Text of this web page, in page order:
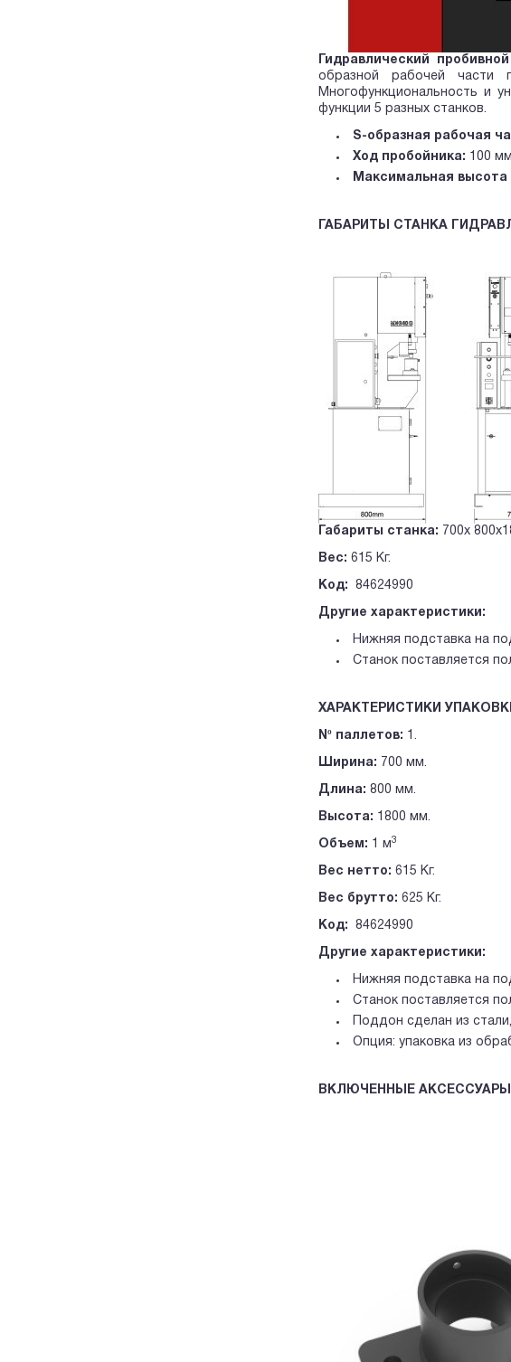
Гидравлический
образной рабочей части
Многофункциональность и
функции 5 разных станков.
S-образная рабочая
Ход пробойника: 100
Максимальная высота
ГАБАРИТЫ СТАНКА
Габариты станка: 700x
Вес: 615 Кг.
Код: 84624990
Другие характеристики:
Нижняя подставка на
Станок поставляется
ХАРАКТЕРИСТИКИ
Nº паллетов: 1.
Ширина: 700 мм.
Длина: 800 мм.
Высота: 1800 мм.
Объем: 1 м3
Вес нетто: 615 Кг.
Вес брутто: 625 Кг.
Код: 84624990
Другие характеристики:
Нижняя подставка на
Станок поставляется
Поддон сделан из
Опция: упаковка из
ВКЛЮЧЕННЫЕ